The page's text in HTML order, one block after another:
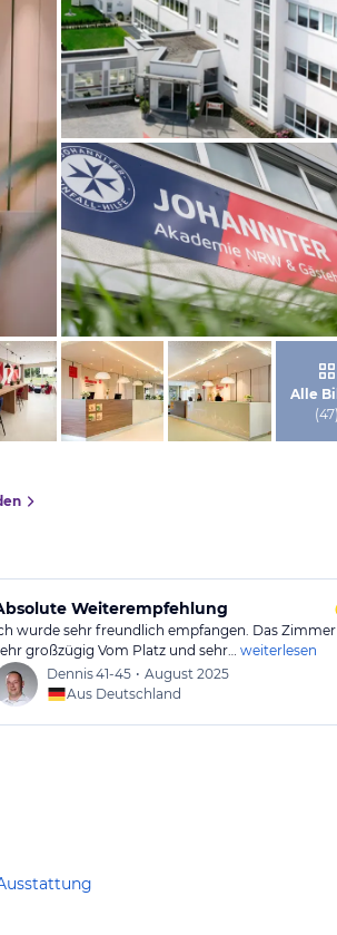
von Expedia
von Expedia
Alle
(47)
Weiterempfehlung
wurde sehr freundlich empfangen. Das
großzügig Vom Platz und sehr… weiterlesen
Dennis41-45 • August 2025
Aus Deutschland